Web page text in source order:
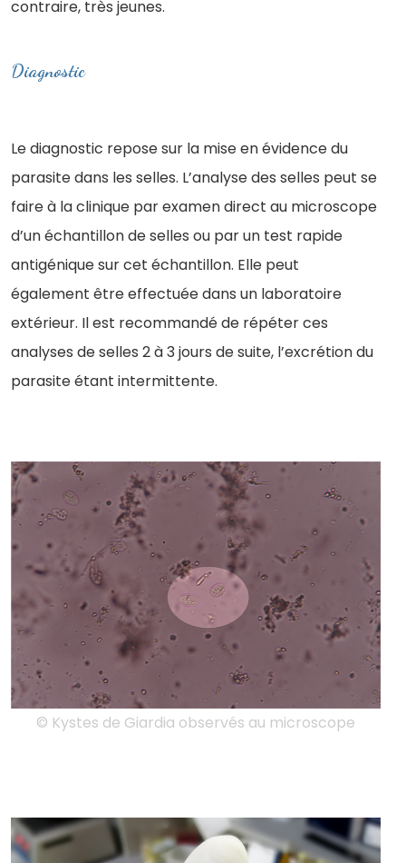
contraire, très jeunes.
Diagnostic
Le diagnostic repose sur la mise en évidence du
parasite dans les selles. L’analyse des selles peut se
faire à la clinique par examen direct au microscope
d’un échantillon de selles ou par un test rapide
antigénique sur cet échantillon. Elle peut
également être effectuée dans un laboratoire
extérieur. Il est recommandé de répéter ces
analyses de selles 2 à 3 jours de suite, l’excrétion du
parasite étant intermittente.
© Kystes de Giardia observés au microscope